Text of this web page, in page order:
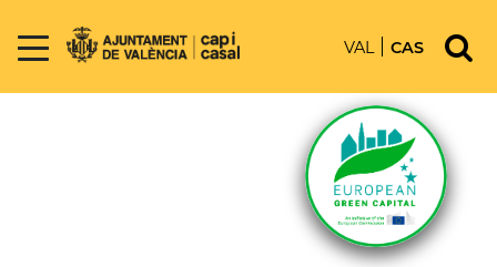
VAL CAS